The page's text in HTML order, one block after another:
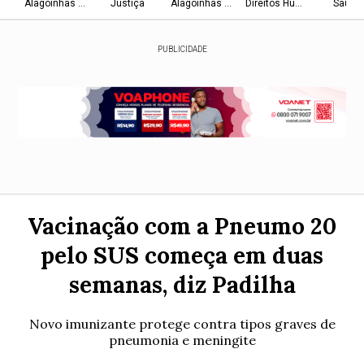
Alagoinhas - BA Justiça Alagoinhas - BA Direitos Humanos Saúde
PUBLICIDADE
Vacinação com a Pneumo 20
pelo SUS começa em duas
semanas, diz Padilha
Novo imunizante protege contra tipos graves de
pneumonia e meningite